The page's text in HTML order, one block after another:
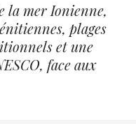
la mer Ionienne,
plages
et une
face aux